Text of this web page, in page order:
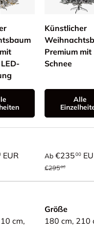
Künstlicher
Premium mit
Schnee
Alle
EUR Verkaufspreis
Ab €23500
Normaler Preis
€29500
cm,
Größe
180 cm, 210